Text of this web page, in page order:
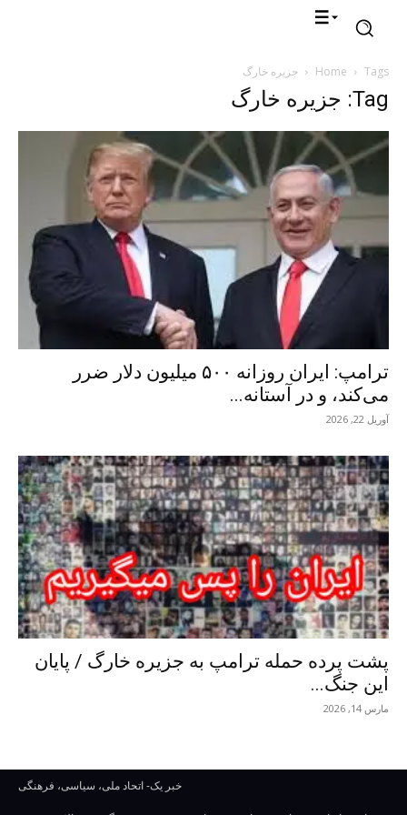
Home Tags جزیره خارگ
Tag: جزیره خارگ
ترامپ: ایران روزانه ۵۰۰ میلیون دلار ضرر
می‌کند، و در آستانه...
آوریل 22, 2026
پشت پرده حمله ترامپ به جزیره خارگ / پایان
این جنگ...
مارس 14, 2026
خبر یک- اتحاد ملی، سیاسی، فرهنگی